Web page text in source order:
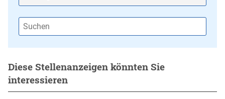
Diese Stellenanzeigen könnten Sie
interessieren